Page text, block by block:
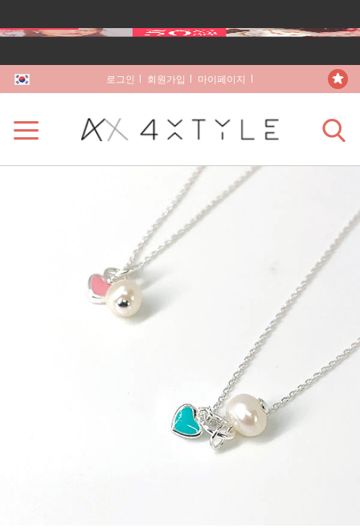
로그인 회원가입 마이페이지